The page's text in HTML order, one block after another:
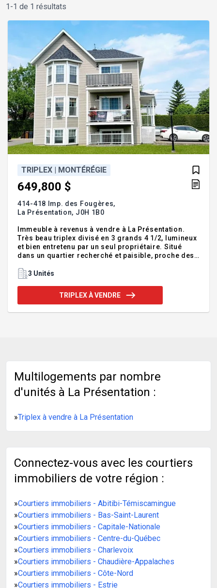
1-1 de 1 résultats
TRIPLEX | MONTÉRÉGIE
649,800 $
414-418 Imp. des Fougères,
La Présentation, J0H 1B0
Immeuble à revenus à vendre à La Présentation.
Très beau triplex divisé en 3 grands 4 1/2, lumineux
et bien entretenu par un seul propriétaire. Situé
dans un quartier recherché et paisible, proche des
toutes commodités et de l'autoroute. Immeuble à
très beau triplex à La Présentation, une occasion
rare dans un secteur recherché et paisible.
3 Unités
TRIPLEX À VENDRE
Multilogements par nombre
d'unités à La Présentation :
»Triplex à vendre à La Présentation
Connectez-vous avec les courtiers
immobiliers de votre région :
»Courtiers immobiliers - Abitibi-Témiscamingue
»Courtiers immobiliers - Bas-Saint-Laurent
»Courtiers immobiliers - Capitale-Nationale
»Courtiers immobiliers - Centre-du-Québec
»Courtiers immobiliers - Charlevoix
»Courtiers immobiliers - Chaudière-Appalaches
»Courtiers immobiliers - Côte-Nord
»Courtiers immobiliers - Estrie